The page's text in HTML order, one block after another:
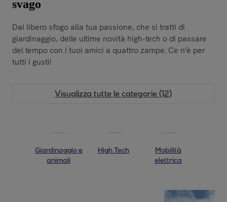
svago
Dai libero sfogo alla tua passione, che si tratti di
giardinaggio, delle ultime novità high-tech o di passare
del tempo con i tuoi amici a quattro zampe. Ce n’è per
tutti i gusti!
Visualizza tutte le categorie (12)
Giardinaggio e
animali
High Tech
Mobilità
elettrica